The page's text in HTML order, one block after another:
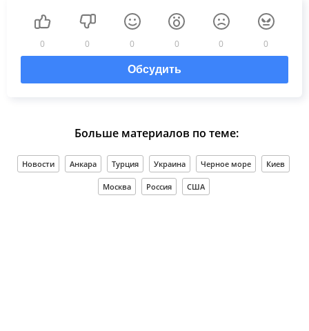
0 0 0 0 0 0
Обсудить
Больше материалов по теме:
Новости Анкара Турция Украина Черное море Киев
Москва Россия США